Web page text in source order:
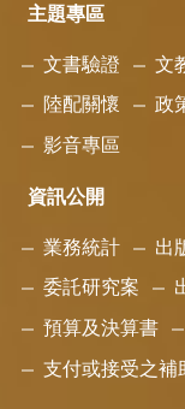
主題專區
文書驗證 文
陸配關懷 政
影音專區
資訊公開
業務統計 出
委託研究案
預算及決算書
支付或接受之補